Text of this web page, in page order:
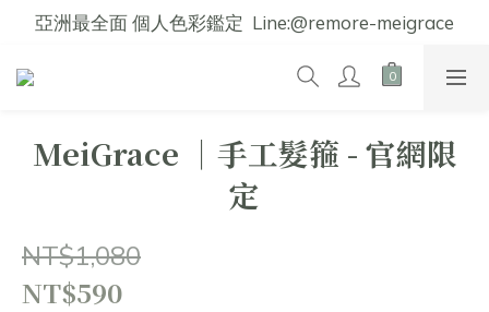
亞洲最全面 個人色彩鑑定  Line:@remore-meigrace
MeiGrace │手工髮箍 - 官網限
定
NT$1,080
NT$590